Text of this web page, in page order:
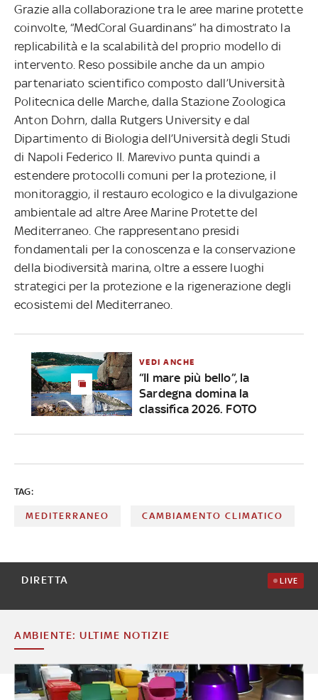
Grazie alla collaborazione tra le aree marine protette
coinvolte, “MedCoral Guardinans” ha dimostrato la
replicabilità e la scalabilità del proprio modello di
intervento. Reso possibile anche da un ampio
partenariato scientifico composto dall’Università
Politecnica delle Marche, dalla Stazione Zoologica
Anton Dohrn, dalla Rutgers University e dal
Dipartimento di Biologia dell’Università degli Studi
di Napoli Federico II. Marevivo punta quindi a
estendere protocolli comuni per la protezione, il
monitoraggio, il restauro ecologico e la divulgazione
ambientale ad altre Aree Marine Protette del
Mediterraneo. Che rappresentano presidi
fondamentali per la conoscenza e la conservazione
della biodiversità marina, oltre a essere luoghi
strategici per la protezione e la rigenerazione degli
ecosistemi del Mediterraneo.
VEDI ANCHE
“Il mare più bello”, la
Sardegna domina la
classifica 2026. FOTO
TAG:
MEDITERRANEO CAMBIAMENTO CLIMATICO
DIRETTA LIVE
AMBIENTE: ULTIME NOTIZIE